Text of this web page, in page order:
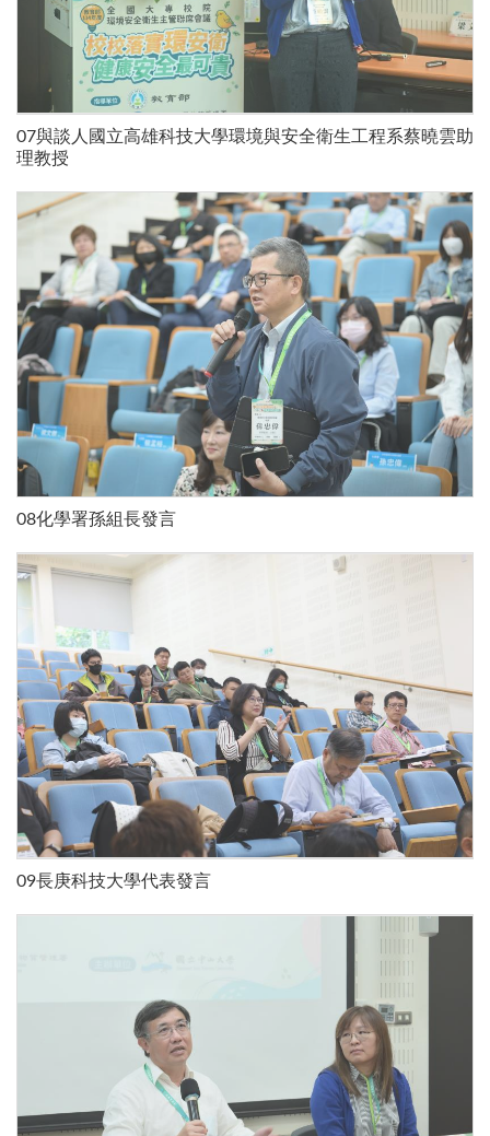
07與談人國立高雄科技大學環境與安全衛生工程系蔡曉雲助
理教授
08化學署孫組長發言
09長庚科技大學代表發言